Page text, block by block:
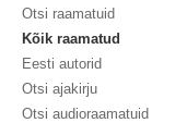
Otsi raamatuid
Kõik raamatud
Eesti autorid
Otsi ajakirju
Otsi audioraamatuid